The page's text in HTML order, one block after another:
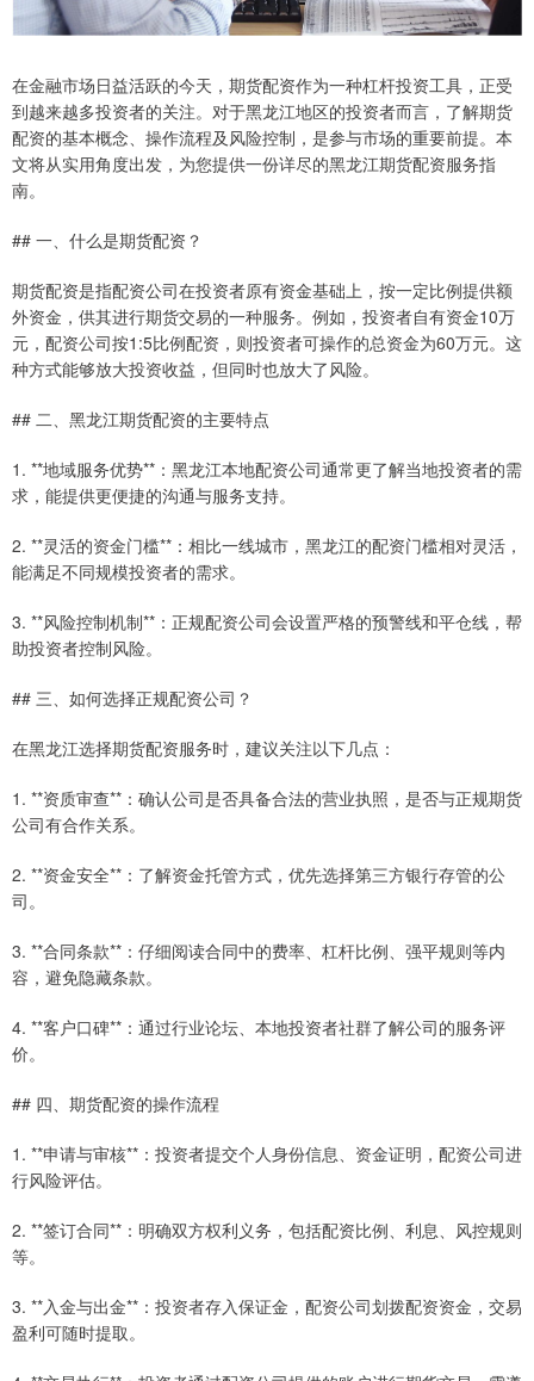
在金融市场日益活跃的今天，期货配资作为一种杠杆投资工具，正受
到越来越多投资者的关注。对于黑龙江地区的投资者而言，了解期货
配资的基本概念、操作流程及风险控制，是参与市场的重要前提。本
文将从实用角度出发，为您提供一份详尽的黑龙江期货配资服务指
南。
## 一、什么是期货配资？
期货配资是指配资公司在投资者原有资金基础上，按一定比例提供额
外资金，供其进行期货交易的一种服务。例如，投资者自有资金10万
元，配资公司按1:5比例配资，则投资者可操作的总资金为60万元。这
种方式能够放大投资收益，但同时也放大了风险。
## 二、黑龙江期货配资的主要特点
1. **地域服务优势**：黑龙江本地配资公司通常更了解当地投资者的需
求，能提供更便捷的沟通与服务支持。
2. **灵活的资金门槛**：相比一线城市，黑龙江的配资门槛相对灵活，
能满足不同规模投资者的需求。
3. **风险控制机制**：正规配资公司会设置严格的预警线和平仓线，帮
助投资者控制风险。
## 三、如何选择正规配资公司？
在黑龙江选择期货配资服务时，建议关注以下几点：
1. **资质审查**：确认公司是否具备合法的营业执照，是否与正规期货
公司有合作关系。
2. **资金安全**：了解资金托管方式，优先选择第三方银行存管的公
司。
3. **合同条款**：仔细阅读合同中的费率、杠杆比例、强平规则等内
容，避免隐藏条款。
4. **客户口碑**：通过行业论坛、本地投资者社群了解公司的服务评
价。
## 四、期货配资的操作流程
1. **申请与审核**：投资者提交个人身份信息、资金证明，配资公司进
行风险评估。
2. **签订合同**：明确双方权利义务，包括配资比例、利息、风控规则
等。
3. **入金与出金**：投资者存入保证金，配资公司划拨配资资金，交易
盈利可随时提取。